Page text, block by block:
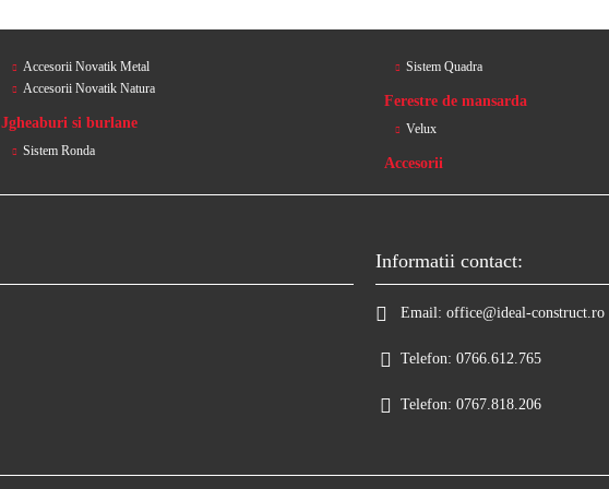
Accesorii Novatik Metal
Accesorii Novatik Natura
Jgheaburi si burlane
Sistem Ronda
Sistem Quadra
Ferestre de mansarda
Velux
Accesorii
Informatii contact:
Email: office@ideal-construct.ro
Telefon: 0766.612.765
Telefon: 0767.818.206